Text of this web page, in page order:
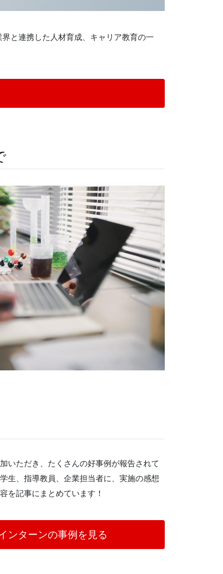
と連携した人材育成、キャリア教育の一
いただき、たくさんの好事例が報告されて
生、指導教員、企業担当者に、実施の感想
を記事にまとめています！
ンターンの事例を見る